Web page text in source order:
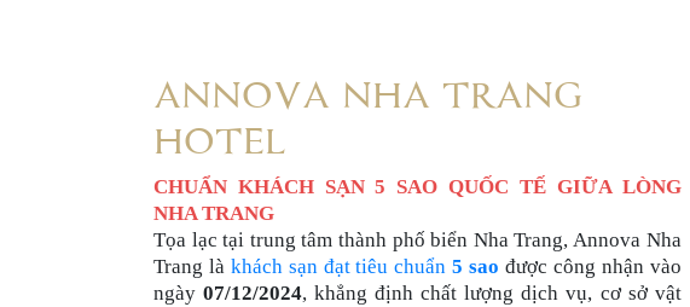
ANNOVA NHA TRANG
HOTEL
CHUẨN KHÁCH SẠN 5 SAO QUỐC TẾ GIỮA LÒNG
NHA TRANG
Tọa lạc tại trung tâm thành phố biển Nha Trang, Annova Nha
Trang là khách sạn đạt tiêu chuẩn5 sao được công nhận vào
ngày07/12/2024, khẳng định chất lượng dịch vụ, cơ sở vật